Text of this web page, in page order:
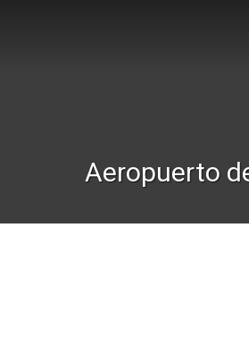
Aeropuerto